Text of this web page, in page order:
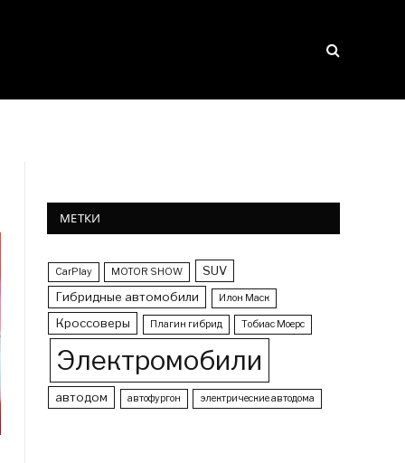
МЕТКИ
CarPlay MOTOR SHOW
SUV
Гибридные автомобили
Илон Маск
Кроссоверы Плагин гибрид Тобиас Моерс
Электромобили
автодом автофургон электрические автодома